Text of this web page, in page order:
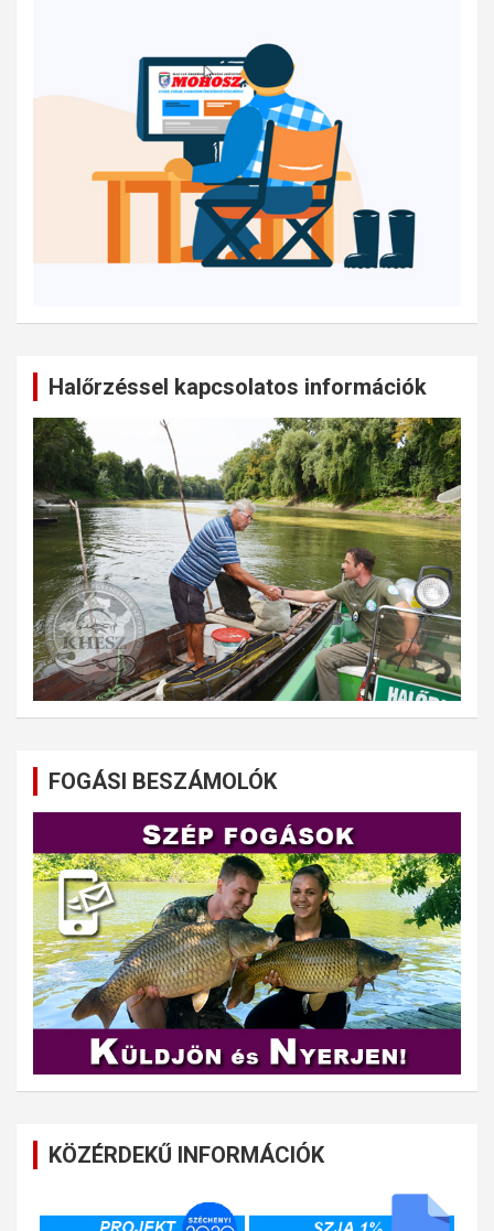
Halőrzéssel kapcsolatos információk
FOGÁSI BESZÁMOLÓK
KÖZÉRDEKŰ INFORMÁCIÓK